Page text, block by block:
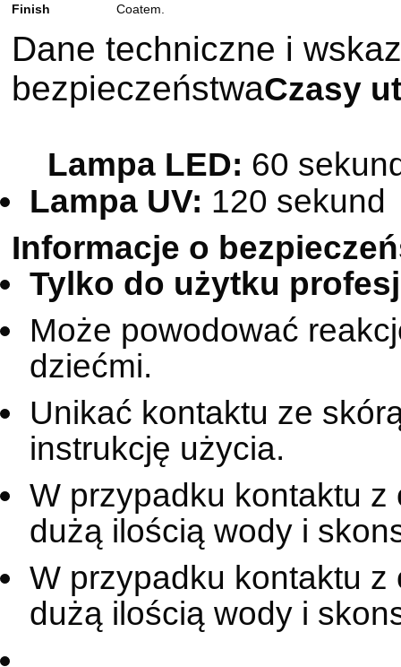
Finish
Coatem.
Dane techniczne i
bezpieczeństwaCzasy
Lampa LED: 60
Lampa UV: 120 sekund
Informacje o
Tylko do użytku
Może powodować
dziećmi.
Unikać kontaktu ze
instrukcję użycia.
W przypadku kontaktu
dużą ilością wody i
W przypadku kontaktu
dużą ilością wody i